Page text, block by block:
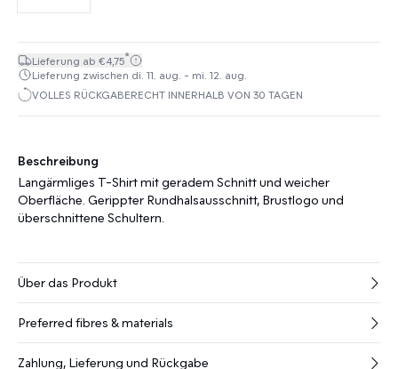
Lieferung ab €4,75*
Lieferung zwischen di. 11. aug. - mi. 12. aug.
VOLLES RÜCKGABERECHT INNERHALB VON 30 TAGEN
Beschreibung
Langärmliges T-Shirt mit geradem Schnitt und weicher
Oberfläche. Gerippter Rundhalsausschnitt, Brustlogo und
überschnittene Schultern.
Über das Produkt
Preferred fibres & materials
Zahlung, Lieferung und Rückgabe